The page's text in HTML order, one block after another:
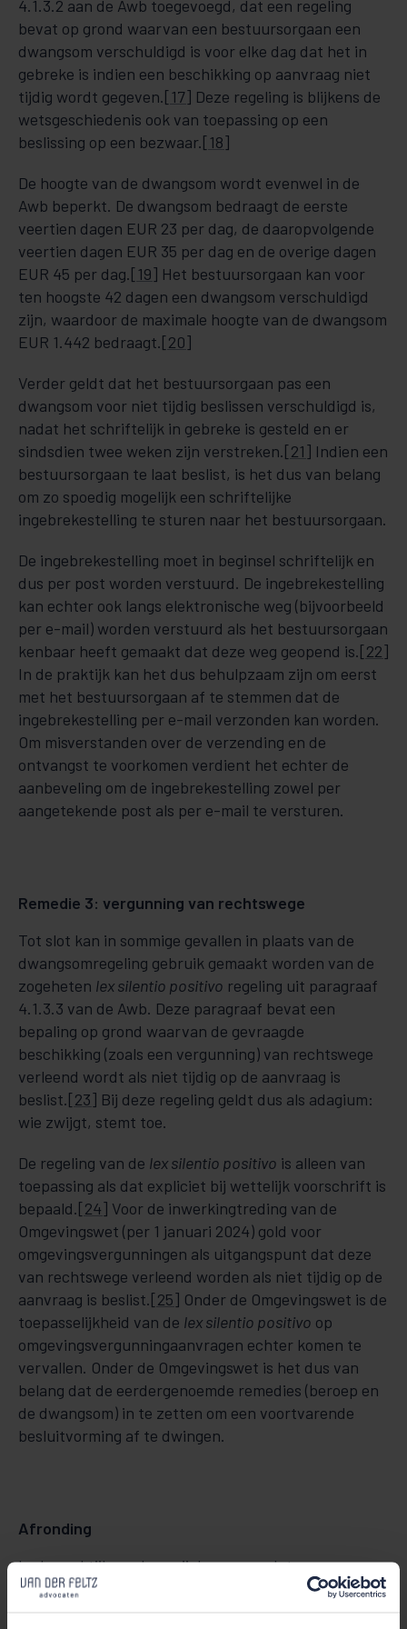
4.1.3.2 aan de Awb toegevoegd, dat een regeling
bevat op grond waarvan een bestuursorgaan een
dwangsom verschuldigd is voor elke dag dat het in
gebreke is indien een beschikking op aanvraag niet
tijdig wordt gegeven.[17] Deze regeling is blijkens de
wetsgeschiedenis ook van toepassing op een
beslissing op een bezwaar.[18]
De hoogte van de dwangsom wordt evenwel in de
Awb beperkt. De dwangsom bedraagt de eerste
veertien dagen EUR 23 per dag, de daaropvolgende
veertien dagen EUR 35 per dag en de overige dagen
EUR 45 per dag.[19] Het bestuursorgaan kan voor
ten hoogste 42 dagen een dwangsom verschuldigd
zijn, waardoor de maximale hoogte van de dwangsom
EUR 1.442 bedraagt.[20]
Verder geldt dat het bestuursorgaan pas een
dwangsom voor niet tijdig beslissen verschuldigd is,
nadat het schriftelijk in gebreke is gesteld en er
sindsdien twee weken zijn verstreken.[21] Indien een
bestuursorgaan te laat beslist, is het dus van belang
om zo spoedig mogelijk een schriftelijke
ingebrekestelling te sturen naar het bestuursorgaan.
De ingebrekestelling moet in beginsel schriftelijk en
dus per post worden verstuurd. De ingebrekestelling
kan echter ook langs elektronische weg (bijvoorbeeld
per e-mail) worden verstuurd als het bestuursorgaan
kenbaar heeft gemaakt dat deze weg geopend is.[22]
In de praktijk kan het dus behulpzaam zijn om eerst
met het bestuursorgaan af te stemmen dat de
ingebrekestelling per e-mail verzonden kan worden.
Om misverstanden over de verzending en de
ontvangst te voorkomen verdient het echter de
aanbeveling om de ingebrekestelling zowel per
aangetekende post als per e-mail te versturen.
Remedie 3: vergunning van rechtswege
Tot slot kan in sommige gevallen in plaats van de
dwangsomregeling gebruik gemaakt worden van de
zogeheten lex silentio positivo regeling uit paragraaf
4.1.3.3 van de Awb. Deze paragraaf bevat een
bepaling op grond waarvan de gevraagde
beschikking (zoals een vergunning) van rechtswege
verleend wordt als niet tijdig op de aanvraag is
beslist.[23] Bij deze regeling geldt dus als adagium:
wie zwijgt, stemt toe.
De regeling van de lex silentio positivo is alleen van
toepassing als dat expliciet bij wettelijk voorschrift is
bepaald.[24] Voor de inwerkingtreding van de
Omgevingswet (per 1 januari 2024) gold voor
omgevingsvergunningen als uitgangspunt dat deze
van rechtswege verleend worden als niet tijdig op de
aanvraag is beslist.[25] Onder de Omgevingswet is de
toepasselijkheid van de lex silentio positivo op
omgevingsvergunningaanvragen echter komen te
vervallen. Onder de Omgevingswet is het dus van
belang dat de eerdergenoemde remedies (beroep en
de dwangsom) in te zetten om een voortvarende
besluitvorming af te dwingen.
Afronding
In de praktijk merken wij doorgaans dat
bestuursorganen wel tijdig
beslissen maar dat